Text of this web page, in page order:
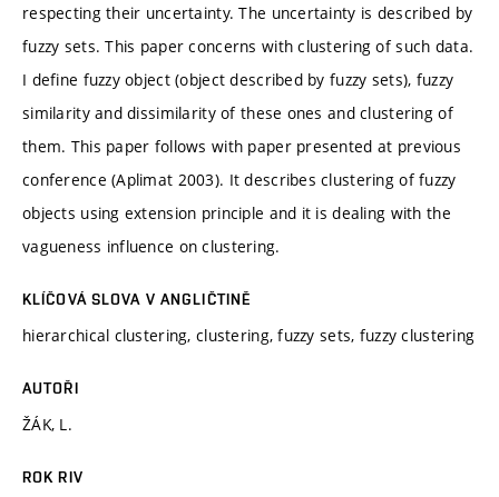
respecting their uncertainty. The uncertainty is described by
fuzzy sets. This paper concerns with clustering of such data.
I define fuzzy object (object described by fuzzy sets), fuzzy
similarity and dissimilarity of these ones and clustering of
them. This paper follows with paper presented at previous
conference (Aplimat 2003). It describes clustering of fuzzy
objects using extension principle and it is dealing with the
vagueness influence on clustering.
KLÍČOVÁ SLOVA V ANGLIČTINĚ
hierarchical clustering, clustering, fuzzy sets, fuzzy clustering
AUTOŘI
ŽÁK, L.
ROK RIV